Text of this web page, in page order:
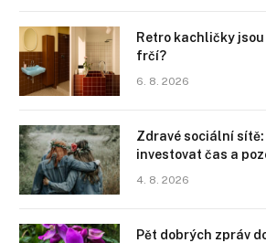
Retro kachličky
frčí?
6. 8. 2026
Zdravé sociální
investovat čas a
4. 8. 2026
Pět dobrých zpráv